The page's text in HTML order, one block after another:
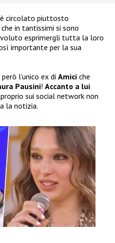
circolato piuttosto
in tantissimi si sono
esprimergli tutta la loro
importante per la sua
l’unico ex di Amici che
Pausini! Accanto a lui
proprio sui social network non
la notizia.